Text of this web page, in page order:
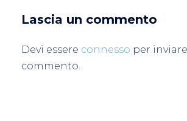
Lascia un commento
Devi essere connesso per
commento.